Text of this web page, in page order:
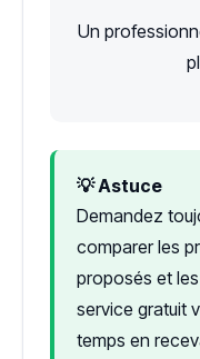
Un
💡 Astuce
Demandez
comparer les
proposés et
service gratuit
temps en